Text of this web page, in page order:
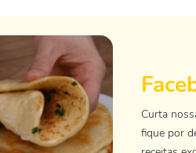
Curta
fique por